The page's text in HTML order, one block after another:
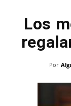
Los
Por